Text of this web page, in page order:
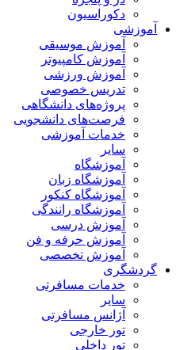
دکوراسیون
آموزشی
آموزش موسیقی
آموزش کامپیوتر
آموزش ورزشی
تدریس خصوصی
پروژه‌های دانشگاهی
فرصت‌های دانشجویی
خدمات آموزشی
سایر
آموزشگاه
آموزشگاه زبان
آموزشگاه کنکور
آموزشگاه رانندگی
آموزش درسی
آموزش حرفه و فن
آموزش تخصصی
گردشگری
خدمات مسافرتی
سایر
آژانس مسافرتی
تور خارجی
تور داخلی